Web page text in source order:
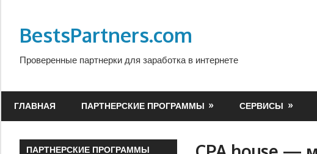
содержимому
BestsPartners.com
Проверенные партнерки для заработка в интернете
ГЛАВНАЯ ПАРТНЕРСКИЕ ПРОГРАММЫ СЕРВИСЫ
ПАРТНЕРСКИЕ ПРОГРАММЫ